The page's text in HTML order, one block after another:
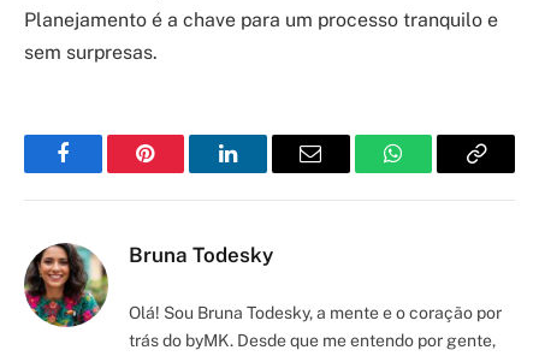
Planejamento é a chave para um processo tranquilo e
sem surpresas.
FacebookPinterest LinkedInEmail WhatsAppCopy
Bruna Todesky
Olá! Sou Bruna Todesky, a mente e o coração por
trás do byMK. Desde que me entendo por gente,